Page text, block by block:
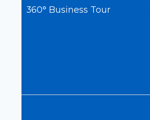
360° Business Tour